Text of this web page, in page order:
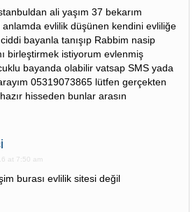
ali yaşım 37 bekarım
evlilik düşünen kendini evliliğe
bayanla tanışıp Rabbim nasip
birleştirmek istiyorum evlenmiş
bayanda olabilir vatsap SMS yada
05319073865 lütfen gerçekten
hisseden bunlar arasın
at 7:50 am
burası evlilik sitesi değil